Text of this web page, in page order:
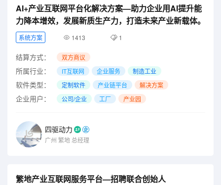
AI+产业互联网平台化解决方案—助力企业用AI提升能
力降本增效，发展新质生产力，打造未来产业新载体。
系统方案 1413 1
结算方式： 双方商议
所属行业： IT互联网 企业服务 制造工业
软件类型： 定制软件 产业链平台 解决方案
企业用户： 公司/企业 工厂 产业园
四驱动力
广州 繁地 总经理
繁地产业互联网服务平台—招聘联合创始人